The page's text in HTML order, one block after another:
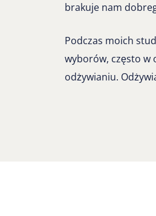
brakuje nam
Podczas moich
wyborów, często w
odżywianiu.